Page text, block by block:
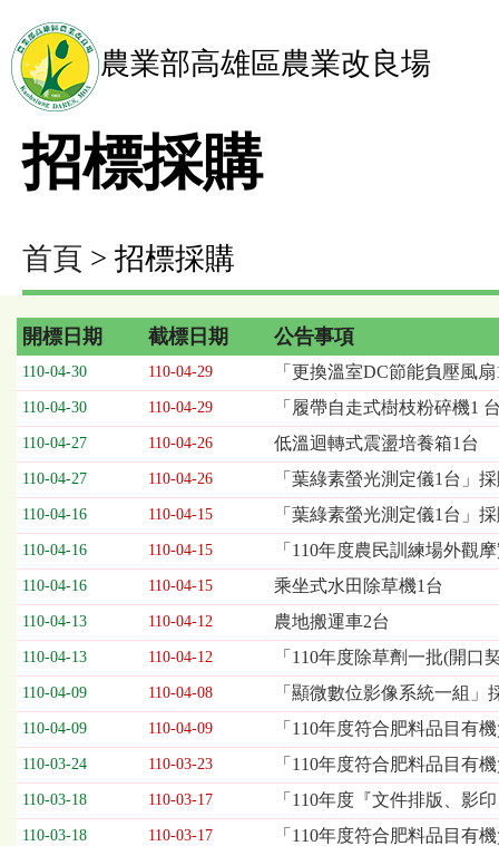
農業部高雄區農業改良場
招標採購
首頁 > 招標採購
招
標
採
購
列
表，
欄
位
依
序
開
標
期、
截
標
日
期、
公
告
開標日期 截標日期 公告事項
110-04-30 110-04-29 「更換溫室DC節能負壓風
110-04-30 110-04-29 「履帶自走式樹枝粉碎機1
110-04-27 110-04-26 低溫迴轉式震盪培養箱1台
110-04-27 110-04-26 「葉綠素螢光測定儀1台」
110-04-16 110-04-15 「葉綠素螢光測定儀1台」
110-04-16 110-04-15 「110年度農民訓練場外觀
110-04-16 110-04-15 乘坐式水田除草機1台
110-04-13 110-04-12 農地搬運車2台
110-04-13 110-04-12 「110年度除草劑一批(開口
110-04-09 110-04-08 「顯微數位影像系統一組」
110-04-09 110-04-09 「110年度符合肥料品目有
110-03-24 110-03-23 「110年度符合肥料品目有
110-03-18 110-03-17 「110年度『文件排版、影
110-03-18 110-03-17 「110年度符合肥料品目有